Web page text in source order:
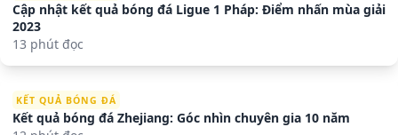
Cập nhật kết quả bóng đá Ligue 1 Pháp: Điểm nhấn mùa giải
2023
13 phút đọc
KẾT QUẢ BÓNG ĐÁ
Kết quả bóng đá Zhejiang: Góc nhìn chuyên gia 10 năm